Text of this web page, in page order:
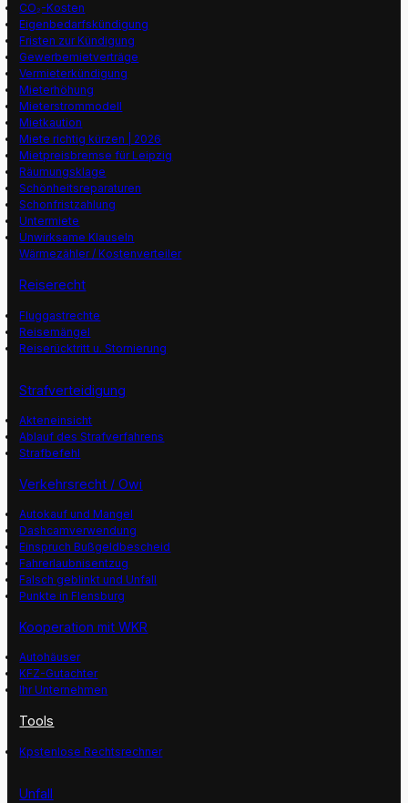
CO₂-Kosten
Eigenbedarfskündigung
Fristen zur Kündigung
Gewerbemietverträge
Vermieterkündigung
Mieterhöhung
Mieterstrommodell
Mietkaution
Miete richtig kürzen | 2026
Mietpreisbremse für Leipzig
Räumungsklage
Schönheitsreparaturen
Schonfristzahlung
Untermiete
Unwirksame Klauseln
Wärmezähler / Kostenverteiler
Reiserecht
Fluggastrechte
Reisemängel
Reiserücktritt u. Stornierung
Strafverteidigung
Akteneinsicht
Ablauf des Strafverfahrens
Strafbefehl
Verkehrsrecht / Owi
Autokauf und Mangel
Dashcamverwendung
Einspruch Bußgeldbescheid
Fahrerlaubnisentzug
Falsch geblinkt und Unfall
Punkte in Flensburg
Kooperation mit WKR
Autohäuser
KFZ-Gutachter
Ihr Unternehmen
Tools
Kpstenlose Rechtsrechner
Unfall